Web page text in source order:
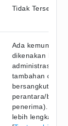
Tidak Tersedia
Ada
dikenakan biaya
administrasi
tambahan oleh
bersangkutan
perantara/bank
penerima).
lebih lengkap,